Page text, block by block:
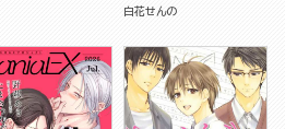
白花せんの